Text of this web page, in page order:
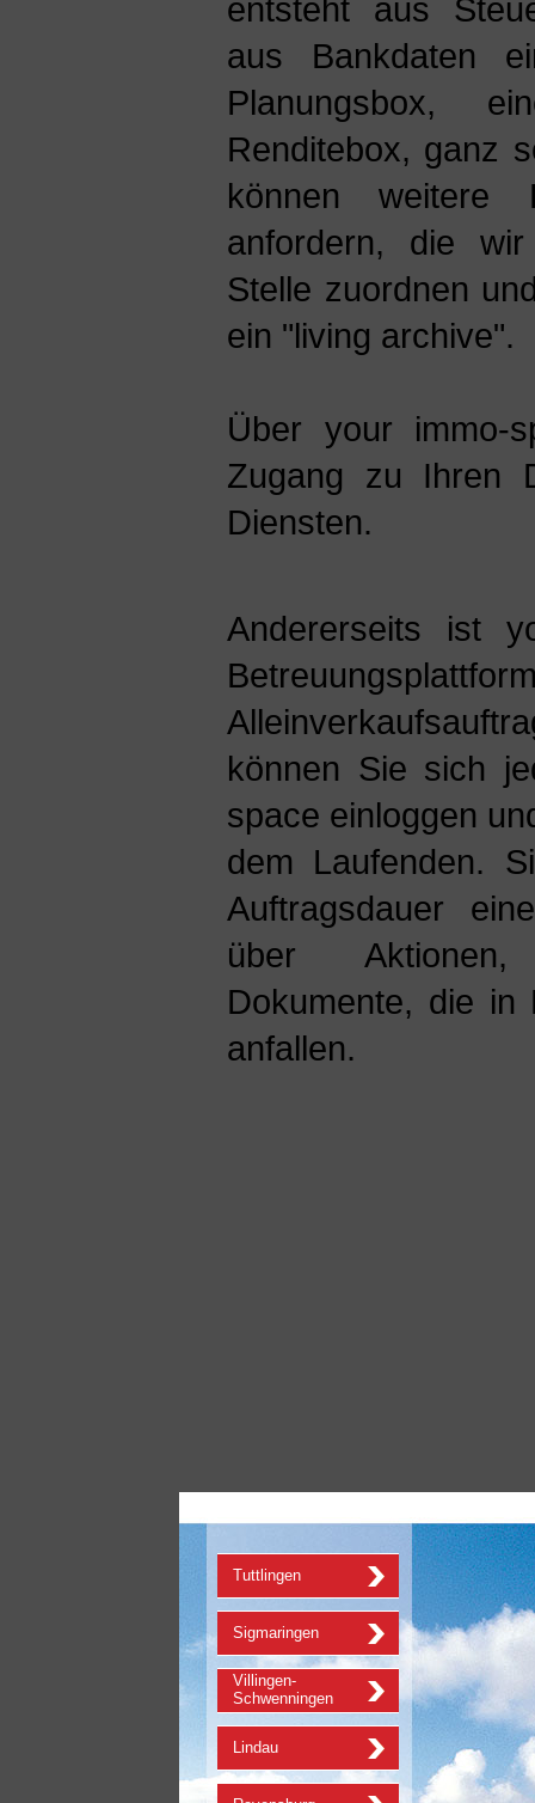
entsteht aus
aus Bankdaten
Planungsbox,
Renditebox, ganz
können weitere
anfordern, die
Stelle zuordnen
ein "living archive".
Über your immo-
Zugang zu Ihren
Diensten.
Andererseits ist
können Sie sich
space einloggen
dem Laufenden.
Auftragsdauer
über
Dokumente, die in
anfallen.
Tuttlingen
Sigmaringen
Villingen-
Schwenningen
Lindau